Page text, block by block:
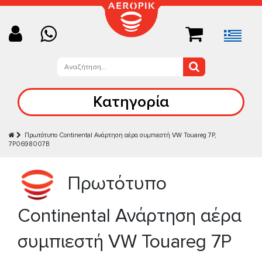
Κατηγορία
Πρωτότυπο Continental Ανάρτηση αέρα συμπιεστή VW Touareg 7P,
7P0698007B
Πρωτότυπο
Continental Ανάρτηση αέρα
συμπιεστή VW Touareg 7P